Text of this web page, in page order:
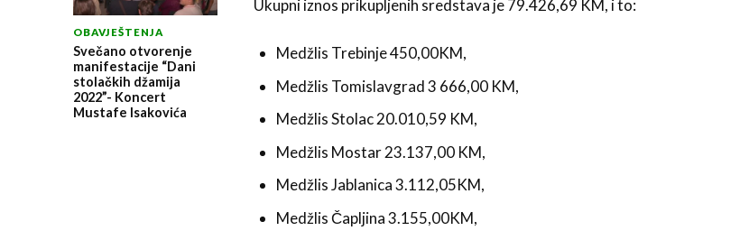
OBAVJEŠTENJA
Svečano otvorenje
manifestacije “Dani
stolačkih džamija
2022”- Koncert
Mustafe Isakovića
Ukupni iznos prikupljenih sredstava je 79.426,69 KM, i to:
Medžlis Trebinje 450,00KM,
Medžlis Tomislavgrad 3 666,00 KM,
Medžlis Stolac 20.010,59 KM,
Medžlis Mostar 23.137,00 KM,
Medžlis Jablanica 3.112,05KM,
Medžlis Čapljina 3.155,00KM,